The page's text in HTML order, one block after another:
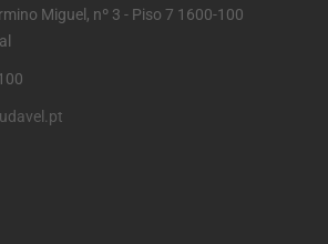
Miguel, nº 3 - Piso 7 1600-100